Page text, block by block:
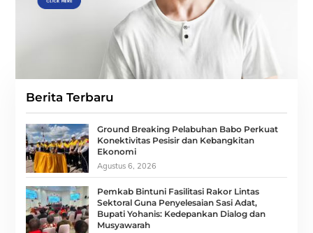
Berita Terbaru
Ground Breaking Pelabuhan Babo Perkuat
Konektivitas Pesisir dan Kebangkitan
Ekonomi
Agustus 6, 2026
Pemkab Bintuni Fasilitasi Rakor Lintas
Sektoral Guna Penyelesaian Sasi Adat,
Bupati Yohanis: Kedepankan Dialog dan
Musyawarah